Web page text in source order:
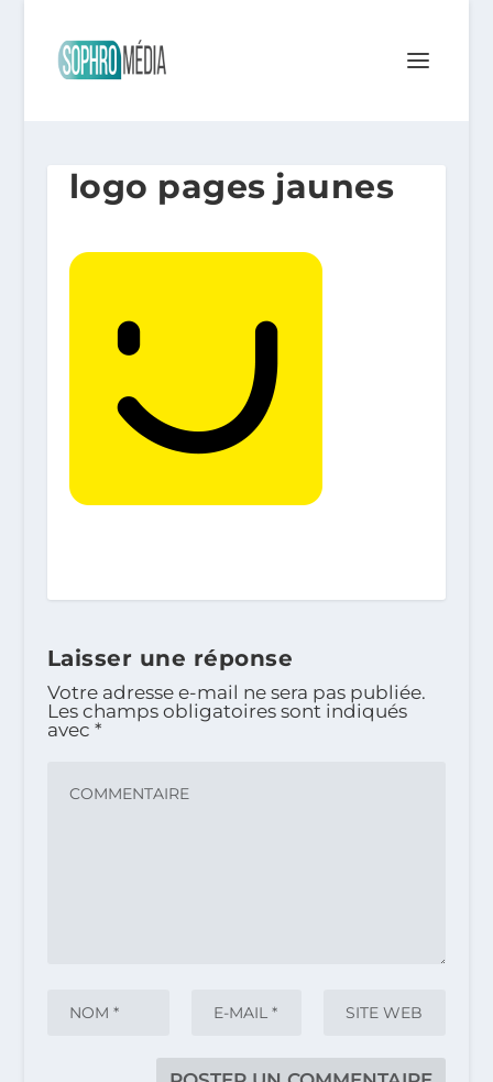
logo pages jaunes
Laisser une réponse
Votre adresse e-mail ne sera pas publiée.
Les champs obligatoires sont indiqués
avec *